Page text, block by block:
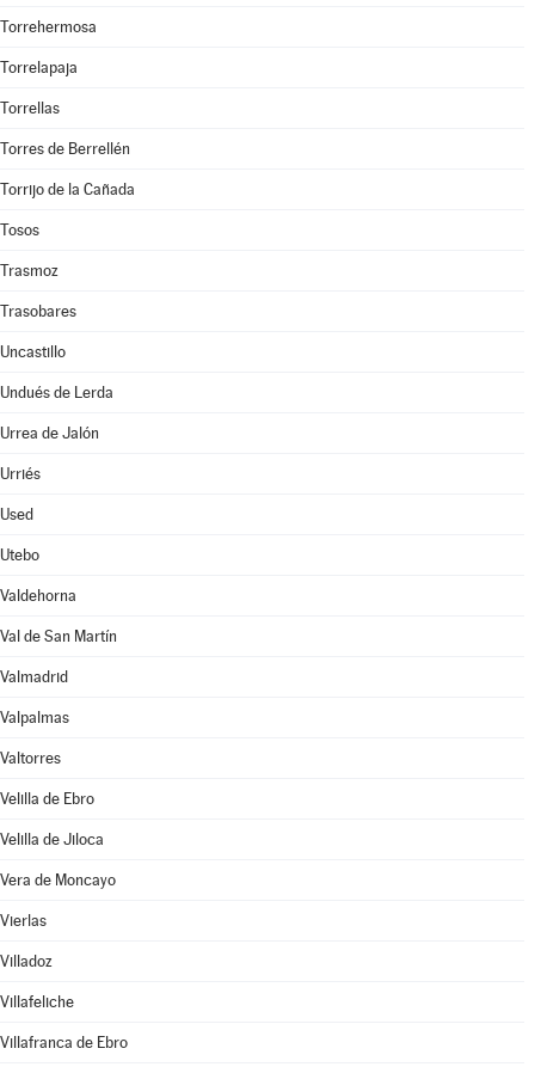
Torrehermosa
Torrelapaja
Torrellas
Torres de Berrellén
Torrijo de la Cañada
Tosos
Trasmoz
Trasobares
Uncastillo
Undués de Lerda
Urrea de Jalón
Urriés
Used
Utebo
Valdehorna
Val de San Martín
Valmadrid
Valpalmas
Valtorres
Velilla de Ebro
Velilla de Jiloca
Vera de Moncayo
Vierlas
Villadoz
Villafeliche
Villafranca de Ebro